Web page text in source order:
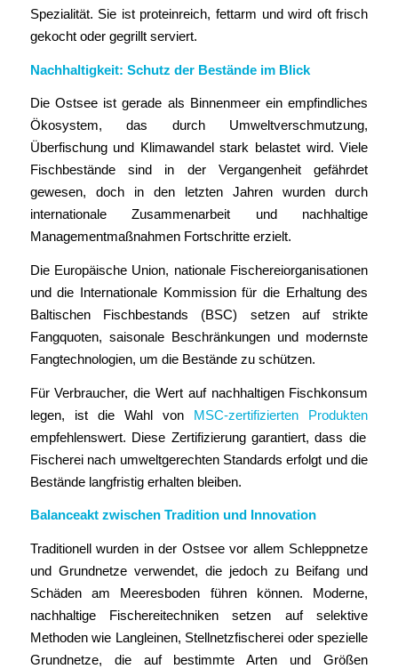
Spezialität. Sie ist proteinreich, fettarm und wird oft frisch
gekocht oder gegrillt serviert.
Nachhaltigkeit: Schutz der Bestände im Blick
Die Ostsee ist gerade als Binnenmeer ein empfindliches
Ökosystem, das durch Umweltverschmutzung,
Überfischung und Klimawandel stark belastet wird. Viele
Fischbestände sind in der Vergangenheit gefährdet
gewesen, doch in den letzten Jahren wurden durch
internationale Zusammenarbeit und nachhaltige
Managementmaßnahmen Fortschritte erzielt.
Die Europäische Union, nationale Fischereiorganisationen
und die Internationale Kommission für die Erhaltung des
Baltischen Fischbestands (BSC) setzen auf strikte
Fangquoten, saisonale Beschränkungen und modernste
Fangtechnologien, um die Bestände zu schützen.
Für Verbraucher, die Wert auf nachhaltigen Fischkonsum
legen, ist die Wahl von MSC-zertifizierten Produkten
empfehlenswert. Diese Zertifizierung garantiert, dass die
Fischerei nach umweltgerechten Standards erfolgt und die
Bestände langfristig erhalten bleiben.
Balanceakt zwischen Tradition und Innovation
Traditionell wurden in der Ostsee vor allem Schleppnetze
und Grundnetze verwendet, die jedoch zu Beifang und
Schäden am Meeresboden führen können. Moderne,
nachhaltige Fischereitechniken setzen auf selektive
Methoden wie Langleinen, Stellnetzfischerei oder spezielle
Grundnetze, die auf bestimmte Arten und Größen